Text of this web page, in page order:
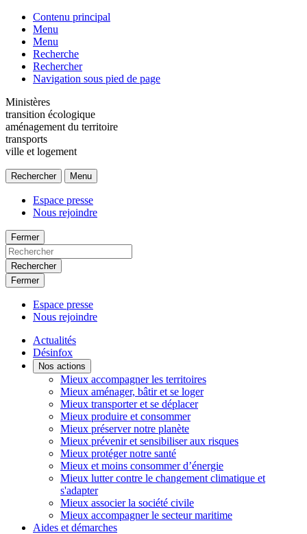
Contenu principal
Menu
Menu
Recherche
Rechercher
Navigation sous pied de page
Ministères
transition écologique
aménagement du territoire
transports
ville et logement
Rechercher Menu
Espace presse
Nous rejoindre
Fermer
Rechercher
Fermer
Espace presse
Nous rejoindre
Actualités
Désinfox
Nos actions
Mieux accompagner les territoires
Mieux aménager, bâtir et se loger
Mieux transporter et se déplacer
Mieux produire et consommer
Mieux préserver notre planète
Mieux prévenir et sensibiliser aux risques
Mieux protéger notre santé
Mieux et moins consommer d’énergie
Mieux lutter contre le changement climatique et
s'adapter
Mieux associer la société civile
Mieux accompagner le secteur maritime
Aides et démarches